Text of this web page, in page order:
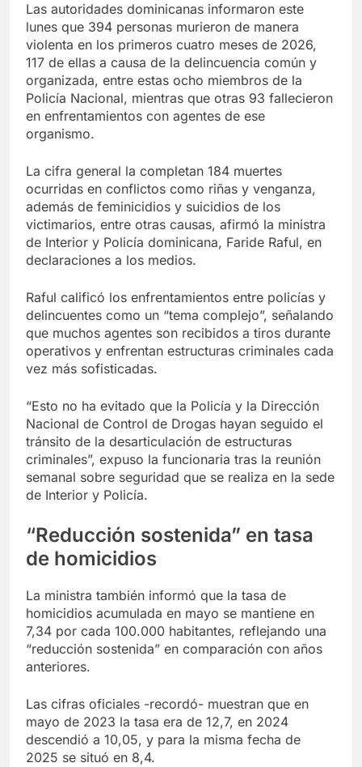
Las autoridades dominicanas informaron este
lunes que 394 personas murieron de manera
violenta en los primeros cuatro meses de 2026,
117 de ellas a causa de la delincuencia común y
organizada, entre estas ocho miembros de la
Policía Nacional, mientras que otras 93 fallecieron
en enfrentamientos con agentes de ese
organismo.
La cifra general la completan 184 muertes
ocurridas en conflictos como riñas y venganza,
además de feminicidios y suicidios de los
victimarios, entre otras causas, afirmó la ministra
de Interior y Policía dominicana, Faride Raful, en
declaraciones a los medios.
Raful calificó los enfrentamientos entre policías y
delincuentes como un “tema complejo”, señalando
que muchos agentes son recibidos a tiros durante
operativos y enfrentan estructuras criminales cada
vez más sofisticadas.
“Esto no ha evitado que la Policía y la Dirección
Nacional de Control de Drogas hayan seguido el
tránsito de la desarticulación de estructuras
criminales”, expuso la funcionaria tras la reunión
semanal sobre seguridad que se realiza en la sede
de Interior y Policía.
“Reducción sostenida” en tasa
de homicidios
La ministra también informó que la tasa de
homicidios acumulada en mayo se mantiene en
7,34 por cada 100.000 habitantes, reflejando una
“reducción sostenida” en comparación con años
anteriores.
Las cifras oficiales -recordó- muestran que en
mayo de 2023 la tasa era de 12,7, en 2024
descendió a 10,05, y para la misma fecha de
2025 se situó en 8,4.